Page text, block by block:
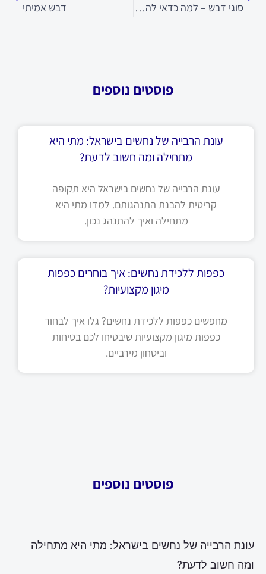
סוגי דבש – למה כדאי להעדיף דבש אורגני דבש אמיתי
פוסטים נוספים
עונת הרבייה של נחשים בישראל: מתי היא
מתחילה ומה חשוב לדעת?
עונת הרבייה של נחשים בישראל היא תקופה
קריטית להבנת התנהגותם. למדו מתי היא
מתחילה ואיך להתנהג נכון.
כפפות ללכידת נחשים: איך בוחרים כפפות
מיגון מקצועיות?
מחפשים כפפות ללכידת נחשים? גלו איך לבחור
כפפות מיגון מקצועיות שיבטיחו לכם בטיחות
וביטחון מירביים.
פוסטים נוספים
עונת הרבייה של נחשים בישראל: מתי היא מתחילה
ומה חשוב לדעת?